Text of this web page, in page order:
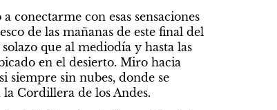
conectarme con esas sensaciones
de las mañanas de este final del
que al mediodía y hasta las
en el desierto. Miro hacia
siempre sin nubes, donde se
Cordillera de los Andes.